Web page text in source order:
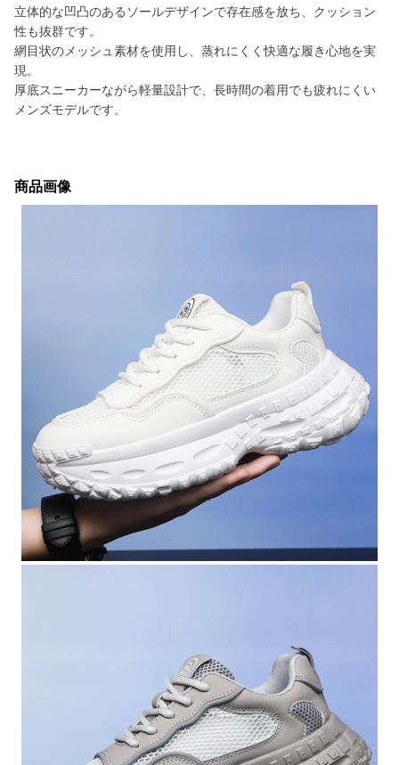
立体的な凹凸のあるソールデザインで存在感を放ち、クッション
性も抜群です。
網目状のメッシュ素材を使用し、蒸れにくく快適な履き心地を実
現。
厚底スニーカーながら軽量設計で、長時間の着用でも疲れにくい
メンズモデルです。
商品画像